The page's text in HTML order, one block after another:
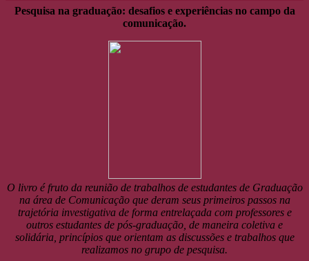
Pesquisa na graduação: desafios e experiências no campo da
comunicação.
O livro é fruto da reunião de trabalhos de estudantes de Graduação
na área de Comunicação que deram seus primeiros passos na
trajetória investigativa de forma entrelaçada com professores e
outros estudantes de pós-graduação, de maneira coletiva e
solidária, princípios que orientam as discussões e trabalhos que
realizamos no grupo de pesquisa.